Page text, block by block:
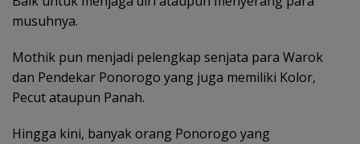
musuhnya.
Mothik pun menjadi pelengkap senjata para Warok
dan Pendekar Ponorogo yang juga memiliki Kolor,
Pecut ataupun Panah.
Hingga kini, banyak orang Ponorogo yang